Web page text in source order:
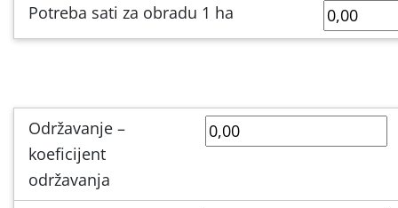
Potreba sati za obradu 1 ha
Održavanje –
koeficijent
održavanja